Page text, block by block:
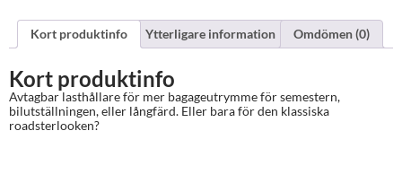
Kort produktinfo Ytterligare information Omdömen (0)
Kort produktinfo
Avtagbar lasthållare för mer bagageutrymme för semestern,
bilutställningen, eller långfärd. Eller bara för den klassiska
roadsterlooken?